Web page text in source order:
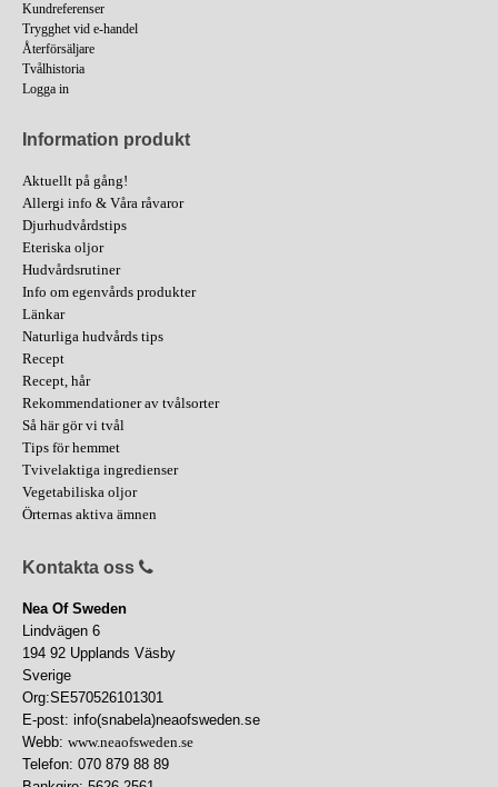
Kundreferenser
Trygghet vid e-handel
Återförsäljare
Tvålhistoria
Logga in
Information produkt
Aktuellt på gång!
Allergi info & Våra råvaror
Djurhudvårdstips
Eteriska oljor
Hudvårdsrutiner
Info om egenvårds produkter
Länkar
Naturliga hudvårds tips
Recept
Recept, hår
Rekommendationer av tvålsorter
Så här gör vi tvål
Tips för hemmet
Tvivelaktiga ingredienser
Vegetabiliska oljor
Örternas aktiva ämnen
Kontakta oss
Nea Of Sweden
Lindvägen 6
194 92 Upplands Väsby
Sverige
Org:SE570526101301
E-post: info(snabela)neaofsweden.se
Webb: www.neaofsweden.se
Telefon: 070 879 88 89